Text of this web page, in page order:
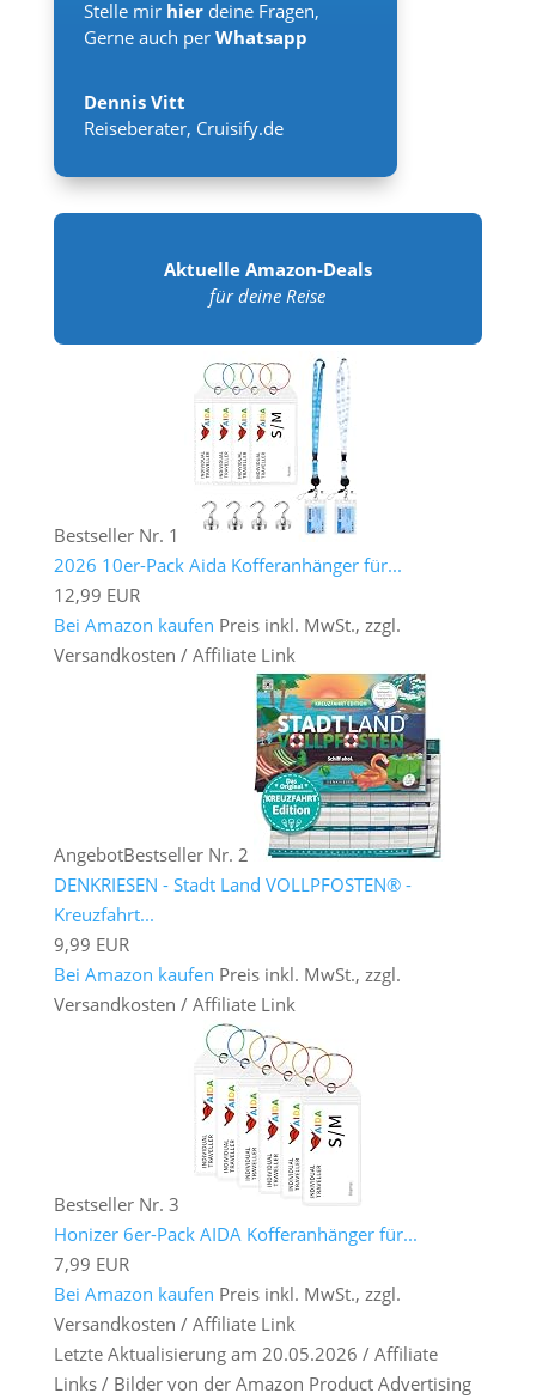
Stelle mir hier deine Fragen,
Gerne auch per Whatsapp
Dennis Vitt
Reiseberater, Cruisify.de
Aktuelle Amazon-Deals
für deine Reise
Bestseller Nr. 1
2026 10er-Pack Aida Kofferanhänger für...
12,99 EUR
Bei Amazon kaufen Preis inkl. MwSt., zzgl.
Versandkosten / Affiliate Link
AngebotBestseller Nr. 2
DENKRIESEN - Stadt Land VOLLPFOSTEN® -
Kreuzfahrt...
9,99 EUR
Bei Amazon kaufen Preis inkl. MwSt., zzgl.
Versandkosten / Affiliate Link
Bestseller Nr. 3
Honizer 6er-Pack AIDA Kofferanhänger für...
7,99 EUR
Bei Amazon kaufen Preis inkl. MwSt., zzgl.
Versandkosten / Affiliate Link
Letzte Aktualisierung am 20.05.2026 / Affiliate
Links / Bilder von der Amazon Product Advertising